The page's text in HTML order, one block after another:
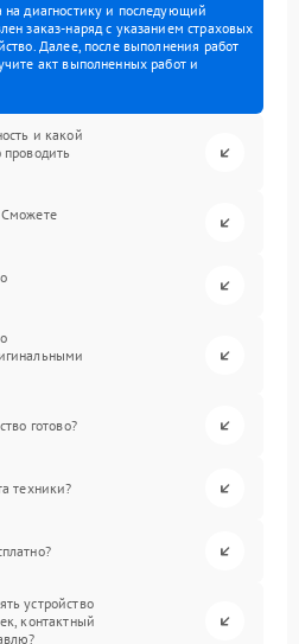
на диагностику и последующий
заказ-наряд с указанием страховых
Далее, после выполнения работ
акт выполненных работ и
и какой
готово?
техники?
устройство
контактный